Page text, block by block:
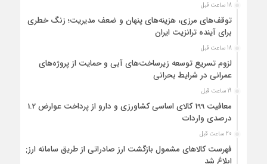
18 ساعت قبل
توقف‌های مرزی، هزینه‌های پنهان و ضعف مدیریت؛ زنگ خطری
برای آینده ترانزیت ایران
18 ساعت قبل
لزوم تسریع توسعه زیرساخت‌های آبی و حمایت از پروژه‌های
عمرانی در شرایط بحرانی
19 ساعت قبل
معافیت 199 کالای اساسی کشاورزی و دارو از پرداخت عوارض 1.2
درصدی واردات
20 ساعت قبل
فهرست کالاهای مشمول بازگشت ارز صادراتی از طریق سامانه ارزی
ابلاغ شد